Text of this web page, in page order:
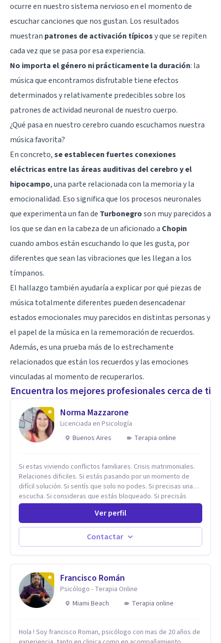
ocurre en nuestro sistema nervioso en el momento de
escuchar canciones que nos gustan. Los resultados
muestran patrones de activación típicosy que se repiten
cada vez que se pasa por esa experiencia.
No importa el género ni prácticamente la duración: la
música que encontramos disfrutable tiene efectos
determinados y relativamente predecibles sobre los
patrones de actividad neuronal de nuestro cuerpo.
¿Qué pasa en nuestro cerebro cuando escuchamos nuestra
música favorita?
En concreto,se establecen fuertes conexiones
eléctricas entre las áreas auditivas del cerebro y el
hipocampo, una parte relacionada con la memoria y la
emocionalidad. Eso significa que los procesos neuronales
que experimenta un fan de Turbonegroson muy parecidos a
los que se dan en la cabeza de un aficionado a Chopin
cuando ambos están escuchando lo que les gusta, por
diferentes que sean las vibraciones que les llegan a los
tímpanos.
El hallazgo también ayudaría a explicar por qué piezas de
música totalmente diferentes pueden desencadenar
estados emocionales muy parecidos en distintas personas y
el papel de la música en la rememoración de recuerdos.
Además, es una prueba más de lo estrechamente
relacionados que están los recuerdos y las emociones
vinculadas al momento de recuperarlos.
Encuentra los mejores profesionales cerca de ti
Norma Mazzarone
Licenciada en Psicología
Buenos Aires
Terapia online
Si estas viviendo conflictos familiares. Crisis matrimoniales.
Relaciones dificiles. Si estás pasando por un momento de
difícil solución. Si sentís que solo no podes. Si precisas una
escucha. Si consideras que estás bloqueado. Si precisás
comprensión. Si no logras definir proyectos, objetivos,
sueños, deseos. Si pensás que lo que te pasa no es tan
grave, pero podría ayudar. Si estás en adicciones y tu
intención es hacer algo con lo que te está pasando. No dudes
en comunicarte a fin de comenzar a resolver la situación que
Ver perfil
Contactar
Francisco Román
Psicólogo - Terapia Online
Miami Beach
Terapia online
Hola ! Soy francisco Roman, psicólogo con mas de 20 años de